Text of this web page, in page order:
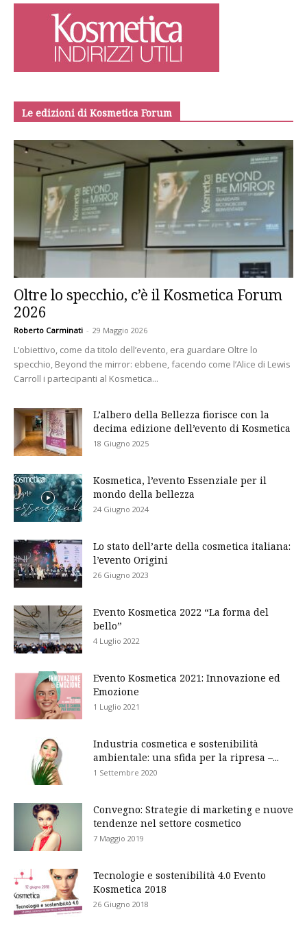
Le edizioni di Kosmetica Forum
Oltre lo specchio, c’è il Kosmetica Forum
2026
Roberto Carminati - 29 Maggio 2026
L’obiettivo, come da titolo dell’evento, era guardare Oltre lo
specchio, Beyond the mirror: ebbene, facendo come l’Alice di Lewis
Carroll i partecipanti al Kosmetica...
L’albero della Bellezza fiorisce con la
decima edizione dell’evento di Kosmetica
18 Giugno 2025
Kosmetica, l’evento Essenziale per il
mondo della bellezza
24 Giugno 2024
Lo stato dell’arte della cosmetica italiana:
l’evento Origini
26 Giugno 2023
Evento Kosmetica 2022 “La forma del
bello”
4 Luglio 2022
Evento Kosmetica 2021: Innovazione ed
Emozione
1 Luglio 2021
Industria cosmetica e sostenibilità
ambientale: una sfida per la ripresa –...
1 Settembre 2020
Convegno: Strategie di marketing e nuove
tendenze nel settore cosmetico
7 Maggio 2019
Tecnologie e sostenibilità 4.0 Evento
Kosmetica 2018
26 Giugno 2018